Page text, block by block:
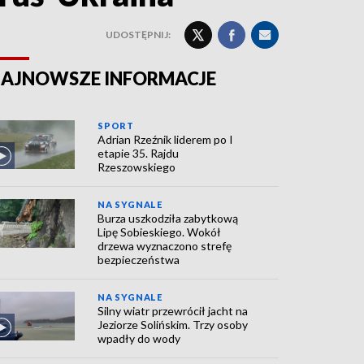
UDOSTĘPNIJ:
INFORMACJE
SPORT
Adrian Rzeźnik liderem po I
etapie 35. Rajdu
Rzeszowskiego
NA SYGNALE
Burza uszkodziła zabytkową
Lipę Sobieskiego. Wokół
drzewa wyznaczono strefę
bezpieczeństwa
NA SYGNALE
Silny wiatr przewrócił jacht na
Jeziorze Solińskim. Trzy osoby
wpadły do wody